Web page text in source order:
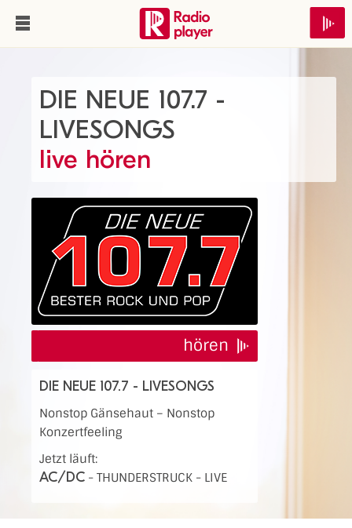
DIE NEUE 107.7 -
LIVESONGS
live hören
hören
DIE NEUE 107.7 - LIVESONGS
Nonstop Gänsehaut – Nonstop
Konzertfeeling
Jetzt läuft:
AC/DC - THUNDERSTRUCK - LIVE